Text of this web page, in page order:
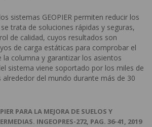
sistemas GEOPIER permiten reducir los
trata de soluciones rápidas y seguras,
de calidad, cuyos resultados son
de carga estáticas para comprobar el
la columna y garantizar los asientos
sistema viene soportado por los miles de
del mundo durante más de 30
PARA LA MEJORA DE SUELOS Y
INGEOPRES-272, PAG. 36-41, 2019